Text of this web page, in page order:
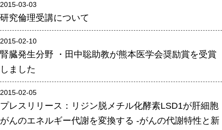
筋発生再生分野
入学・求人案内
入学者案内
研究支援
2015-03-03
研究倫理受講について
2015-02-10
腎臓発生分野 ・田中聡助教が熊本医学会奨励賞を受賞
しました
2015-02-05
プレスリリース：リジン脱メチル化酵素LSD1が肝細胞
がんのエネルギー代謝を変換する -がんの代謝特性と新